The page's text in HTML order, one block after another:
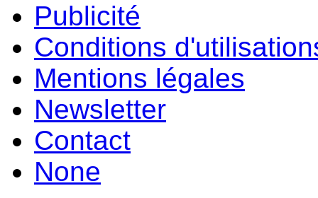
Publicité
Conditions
Mentions légales
Newsletter
Contact
None